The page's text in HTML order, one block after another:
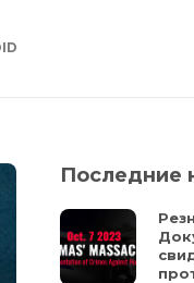
Последние